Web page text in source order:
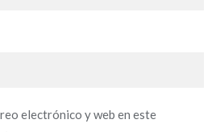
electrónico y web en este